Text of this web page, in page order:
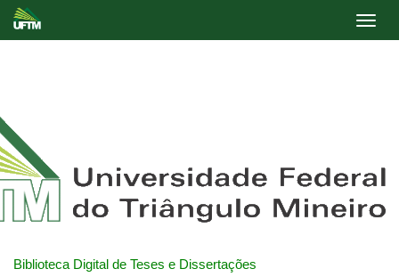
Biblioteca Digital de Teses e Dissertações